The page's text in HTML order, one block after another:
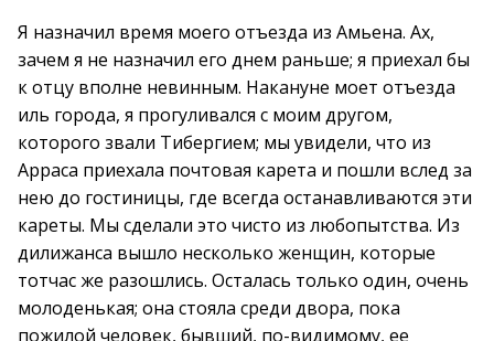
Я назначил время моего отъезда из Амьена. Ах,
зачем я не назначил его днем раньше; я приехал бы
к отцу вполне невинным. Накануне моет отъезда
иль города, я прогуливался с моим другом,
которого звали Тибергием; мы увидели, что из
Арраса приехала почтовая карета и пошли вслед за
нею до гостиницы, где всегда останавливаются эти
кареты. Мы сделали это чисто из любопытства. Из
дилижанса вышло несколько женщин, которые
тотчас же разошлись. Осталась только один, очень
молоденькая; она стояла среди двора, пока
пожилой человек, бывший, по-видимому, ее